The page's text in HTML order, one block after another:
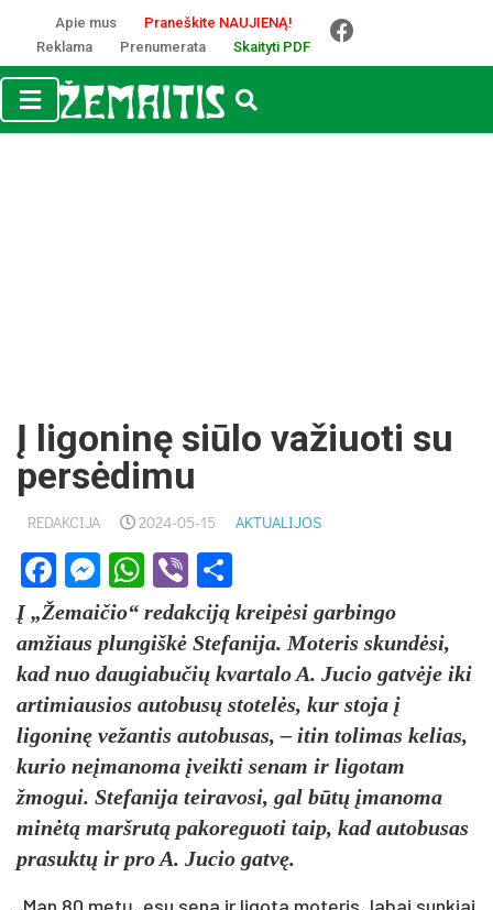
Apie mus
Praneškite NAUJIENĄ!
Reklama
Prenumerata Skaityti PDF
Į ligoninę siūlo važiuoti su
persėdimu
REDAKCIJA 2024-05-15 AKTUALIJOS
Facebook
Messenger
WhatsApp
Viber
Į „Žemaičio“ redakciją kreipėsi garbingo
amžiaus plungiškė Stefanija. Moteris skundėsi,
kad nuo daugiabučių kvartalo A. Jucio gatvėje iki
artimiausios autobusų stotelės, kur stoja į
ligoninę vežantis autobusas, – itin tolimas kelias,
kurio neįmanoma įveikti senam ir ligotam
žmogui. Stefanija teiravosi, gal būtų įmanoma
minėtą maršrutą pakoreguoti taip, kad autobusas
prasuktų ir pro A. Jucio gatvę.